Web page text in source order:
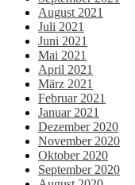
August 2021
Juli 2021
Juni 2021
Mai 2021
April 2021
März 2021
Februar 2021
Januar 2021
Dezember 2020
November 2020
Oktober 2020
September 2020